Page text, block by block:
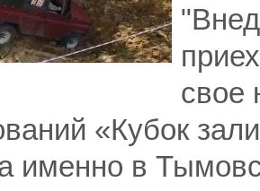
свое
«Кубок
именно в